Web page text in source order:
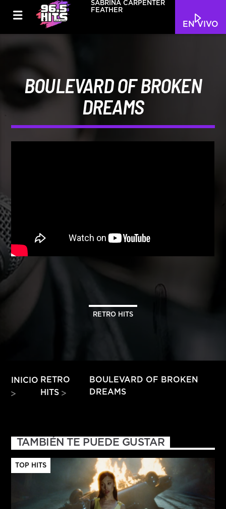
EN VIVO
SABRINA CARPENTER
FEATHER
HITS – 96.5 FM
BOULEVARD OF BROKEN
DREAMS
RETRO HITS
INICIO RETRO
HITS
BOULEVARD OF BROKEN
DREAMS
TAMBIÉN TE PUEDE GUSTAR
TOP HITS